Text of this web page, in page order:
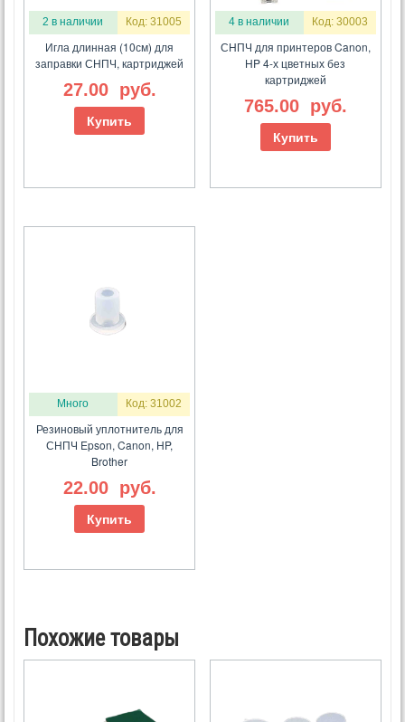
2 в наличии Код: 31005
Игла длинная (10см) для
заправки СНПЧ, картриджей
27.00 руб.
Купить
4 в наличии Код: 30003
СНПЧ для принтеров Canon,
HP 4-х цветных без
картриджей
765.00 руб.
Купить
Много Код: 31002
Резиновый уплотнитель для
СНПЧ Epson, Canon, HP,
Brother
22.00 руб.
Купить
Похожие товары